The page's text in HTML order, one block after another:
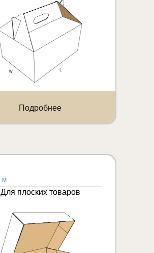
Подробнее
M
Для плоских товаров